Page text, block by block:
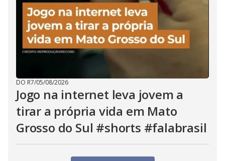
DO R7/05/08/2026
Jogo na internet leva jovem a
tirar a própria vida em Mato
Grosso do Sul #shorts #falabrasil